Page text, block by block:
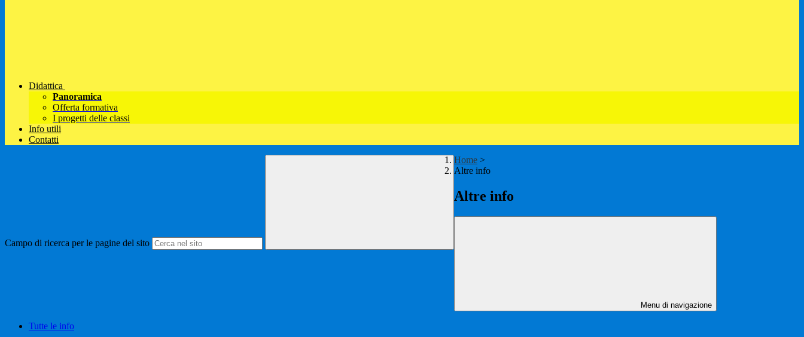
Didattica
Panoramica
Offerta formativa
I progetti delle classi
Info utili
Contatti
Campo di ricerca per le pagine del sito
Home >
Altre info
Altre info
Menu di navigazione
Tutte le info